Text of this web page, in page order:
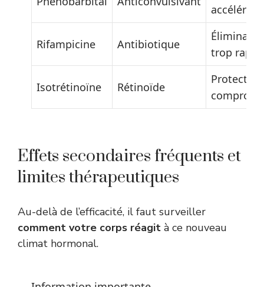
accéléré
Rifampicine Antibiotique
trop
Isotrétinoïne Rétinoïde
Protection
Effets secondaires fréquents et
limites thérapeutiques
Au-delà de l’efficacité, il faut surveiller
comment votre corps réagit à ce nouveau
climat hormonal.